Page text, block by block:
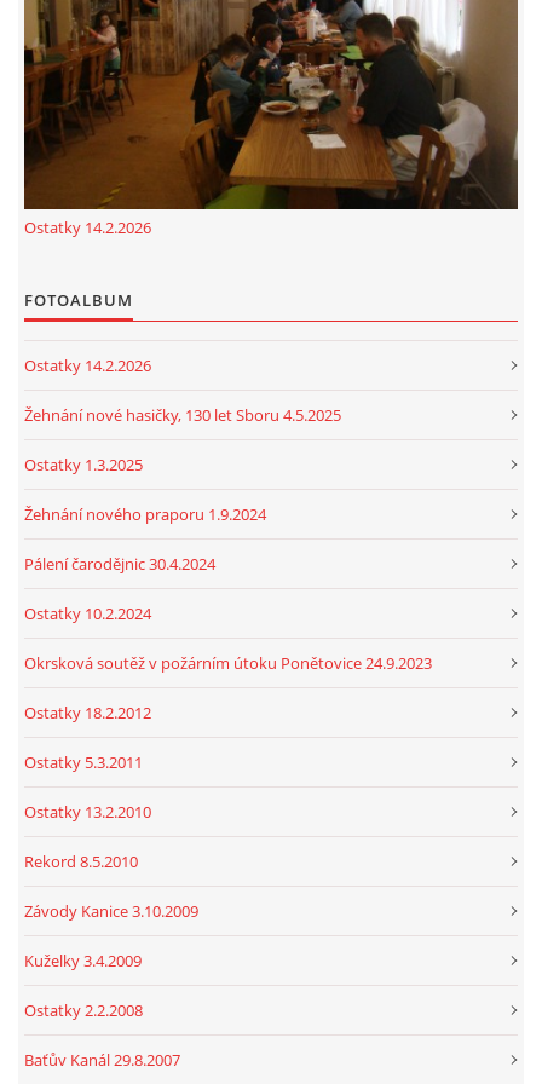
cenekji@seznam.cz
© 2026 eStránky.cz | RSS|Tisk| Nahoru ↑
Ostatky 14.2.2026
FOTOALBUM
Ostatky 14.2.2026
Žehnání nové hasičky, 130 let Sboru 4.5.2025
Ostatky 1.3.2025
Žehnání nového praporu 1.9.2024
Pálení čarodějnic 30.4.2024
Ostatky 10.2.2024
Okrsková soutěž v požárním útoku Ponětovice 24.9.2023
Ostatky 18.2.2012
Ostatky 5.3.2011
Ostatky 13.2.2010
Rekord 8.5.2010
Závody Kanice 3.10.2009
Kuželky 3.4.2009
Ostatky 2.2.2008
Baťův Kanál 29.8.2007